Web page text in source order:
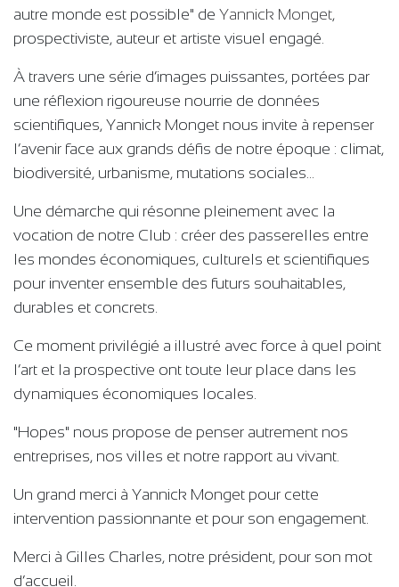
autre monde est possible" de Yannick Monget,
prospectiviste, auteur et artiste visuel engagé.
À travers une série d’images puissantes, portées par
une réflexion rigoureuse nourrie de données
scientifiques, Yannick Monget nous invite à repenser
l’avenir face aux grands défis de notre époque : climat,
biodiversité, urbanisme, mutations sociales…
Une démarche qui résonne pleinement avec la
vocation de notre Club : créer des passerelles entre
les mondes économiques, culturels et scientifiques
pour inventer ensemble des futurs souhaitables,
durables et concrets.
Ce moment privilégié a illustré avec force à quel point
l’art et la prospective ont toute leur place dans les
dynamiques économiques locales.
"Hopes" nous propose de penser autrement nos
entreprises, nos villes et notre rapport au vivant.
Un grand merci à Yannick Monget pour cette
intervention passionnante et pour son engagement.
Merci à Gilles Charles, notre président, pour son mot
d’accueil.